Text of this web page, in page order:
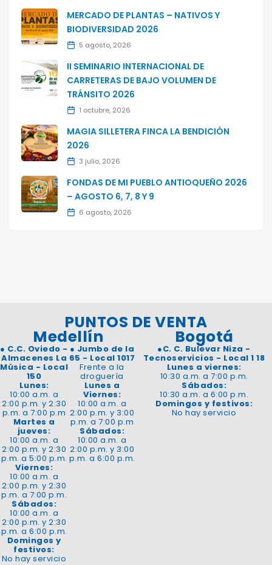
MERCADO DE PLANTAS – NATIVOS Y
BIODIVERSIDAD 2026
5 agosto, 2026
II SEMINARIO INTERNACIONAL DE
CARRETERAS DE BAJO VOLUMEN DE
TRÁNSITO 2026
1 octubre, 2026
MAGIA SILLETERA FINCA LA BENDICIÓN
2026
3 julio, 2026
FONDAS DE MI PUEBLO ANTIOQUEÑO 2026
– AGOSTO 6, 7, 8 Y 9
6 agosto, 2026
PUNTOS DE VENTA
Medellín
● C.C. Oviedo -
Almacenes La
Música - Local
150
Lunes:
10:00 a.m. a
2:00 p.m. y 2:30
p.m. a 7:00 p.m
Martes a
jueves:
10:00 a.m. a
2:00 p.m. y 2:30
p.m. a 5:00 p.m.
Viernes:
10:00 a.m. a
2:00 p.m. y 2:30
p.m. a 7:00 p.m.
Sábados:
10:00 a.m. a
2:00 p.m. y 2:30
p.m. a 6:00 p.m.
Domingos y
festivos:
No hay servicio
● Jumbo de la
65 - Local 1017
Frente a la
droguería
Lunes a
Viernes:
10:00 a.m. a
2:00 p.m. y 3:00
p.m. a 7:00 p.m
Sábados:
10:00 a.m. a
2:00 p.m. y 3:00
p.m. a 6:00 p.m.
Bogotá
●C. C. Bulevar Niza -
Tecnoservicios - Local 1 18
Lunes a viernes:
10:30 a.m. a 7:00 p.m.
Sábados:
10:30 a.m. a 6:00 p.m.
Domingos y festivos:
No hay servicio